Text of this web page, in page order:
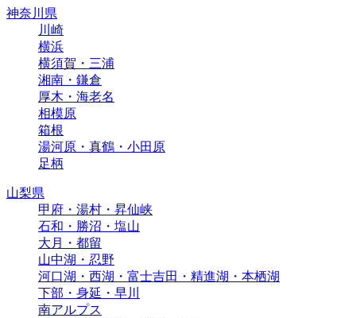
神奈川県
川崎
横浜
横須賀・三浦
湘南・鎌倉
厚木・海老名
相模原
箱根
湯河原・真鶴・小田原
足柄
山梨県
甲府・湯村・昇仙峡
石和・勝沼・塩山
大月・都留
山中湖・忍野
河口湖・西湖・富士吉田・精進湖・本栖湖
下部・身延・早川
南アルプス